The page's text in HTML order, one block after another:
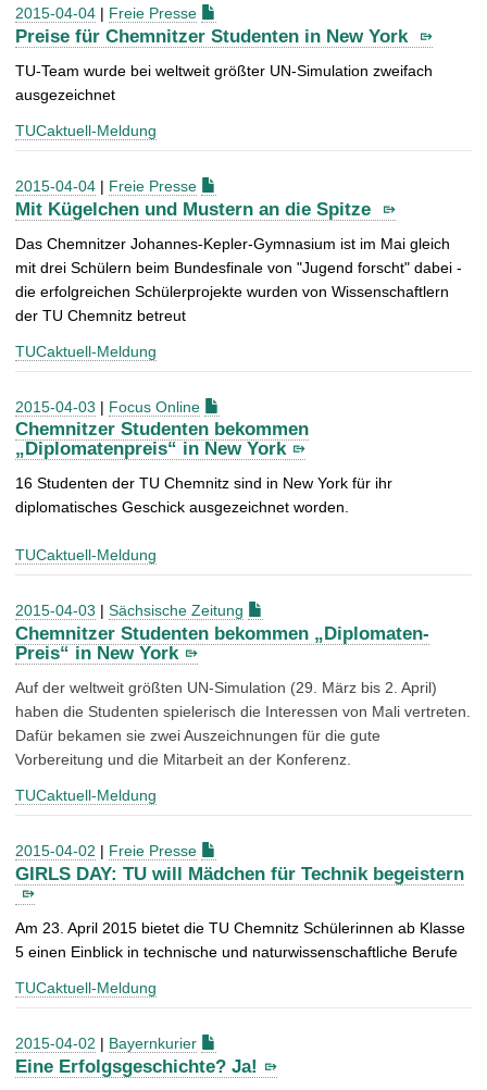
h
:
2015-04-04 | Freie Presse
Preise für Chemnitzer Studenten in New York
TU-Team wurde bei weltweit größter UN-Simulation zweifach
ausgezeichnet
TUCaktuell-Meldung
2015-04-04 | Freie Presse
Mit Kügelchen und Mustern an die Spitze
Das Chemnitzer Johannes-Kepler-Gymnasium ist im Mai gleich
mit drei Schülern beim Bundesfinale von "Jugend forscht" dabei -
die erfolgreichen Schülerprojekte wurden von Wissenschaftlern
der TU Chemnitz betreut
TUCaktuell-Meldung
2015-04-03 | Focus Online
Chemnitzer Studenten bekommen
„Diplomatenpreis“ in New York
16 Studenten der TU Chemnitz sind in New York für ihr
diplomatisches Geschick ausgezeichnet worden.
TUCaktuell-Meldung
2015-04-03 | Sächsische Zeitung
Chemnitzer Studenten bekommen „Diplomaten-
Preis“ in New York
Auf der weltweit größten UN-Simulation (29. März bis 2. April)
haben die Studenten spielerisch die Interessen von Mali vertreten.
Dafür bekamen sie zwei Auszeichnungen für die gute
Vorbereitung und die Mitarbeit an der Konferenz.
TUCaktuell-Meldung
2015-04-02 | Freie Presse
GIRLS DAY: TU will Mädchen für Technik begeistern
Am 23. April 2015 bietet die TU Chemnitz Schülerinnen ab Klasse
5 einen Einblick in technische und naturwissenschaftliche Berufe
TUCaktuell-Meldung
2015-04-02 | Bayernkurier
Eine Erfolgsgeschichte? Ja!